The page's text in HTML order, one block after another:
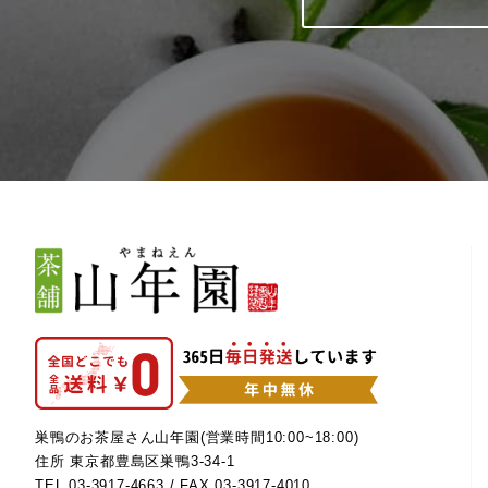
巣鴨のお茶屋さん山年園(営業時間10:00~18:00)
住所 東京都豊島区巣鴨3-34-1